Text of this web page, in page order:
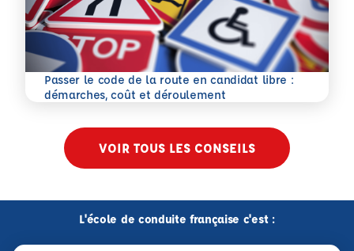
Passer le code de la route en candidat libre :
démarches, coût et déroulement
En savoir plus
VOIR TOUS LES CONSEILS
L'école de conduite française c'est :